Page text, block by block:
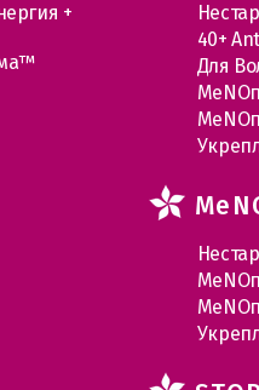
+
40+
Для